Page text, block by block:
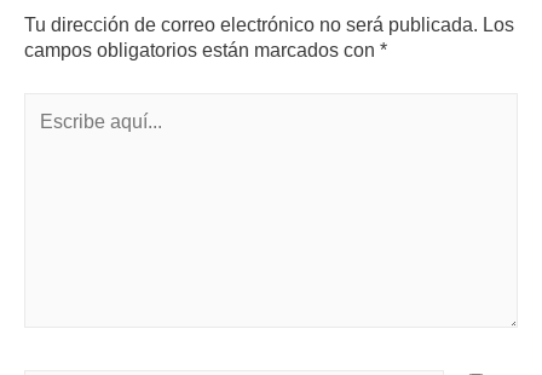
Tu dirección de correo electrónico no será publicada. Los
campos obligatorios están marcados con *